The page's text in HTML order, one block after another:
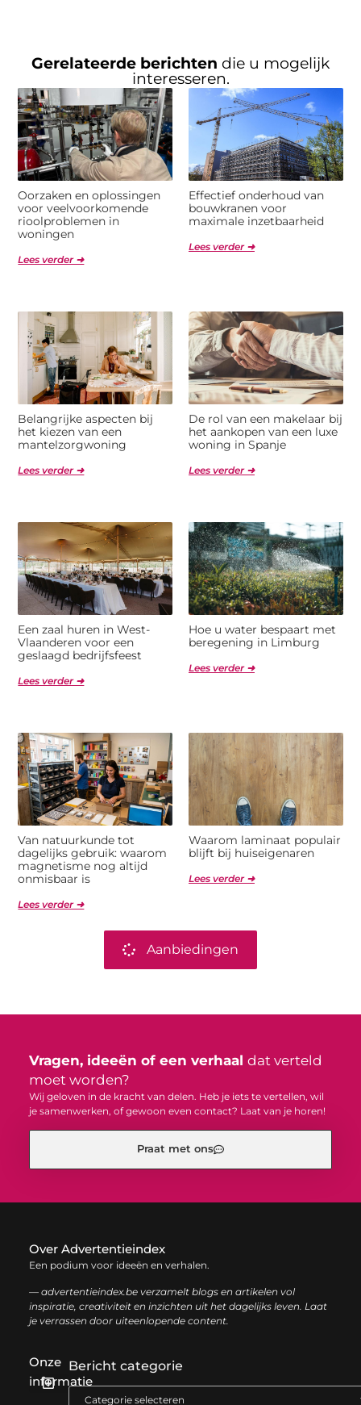
Gerelateerde berichten die u mogelijk
interesseren.
Oorzaken en oplossingen
voor veelvoorkomende
rioolproblemen in
woningen
Lees verder ➜
Effectief onderhoud van
bouwkranen voor
maximale inzetbaarheid
Lees verder ➜
Belangrijke aspecten bij
het kiezen van een
mantelzorgwoning
Lees verder ➜
De rol van een makelaar bij
het aankopen van een luxe
woning in Spanje
Lees verder ➜
Een zaal huren in West-
Vlaanderen voor een
geslaagd bedrijfsfeest
Lees verder ➜
Hoe u water bespaart met
beregening in Limburg
Lees verder ➜
Van natuurkunde tot
dagelijks gebruik: waarom
magnetisme nog altijd
onmisbaar is
Lees verder ➜
Waarom laminaat populair
blijft bij huiseigenaren
Lees verder ➜
Aanbiedingen
Vragen, ideeën of een verhaal dat verteld
moet worden?
Wij geloven in de kracht van delen. Heb je iets te vertellen, wil
je samenwerken, of gewoon even contact? Laat van je horen!
Praat met ons
Over Advertentieindex
Een podium voor ideeën en verhalen.
— advertentieindex.be verzamelt blogs en artikelen vol
inspiratie, creativiteit en inzichten uit het dagelijks leven. Laat
je verrassen door uiteenlopende content.
Onze
informatie
Bericht categorie